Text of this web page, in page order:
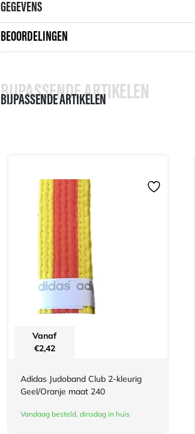
GEGEVENS
BEOORDELINGEN
BIJPASSENDE ARTIKELEN
BIJPASSENDE ARTIKELEN
Vanaf
€2,42
Adidas Judoband Club 2-kleurig
Geel/Oranje maat 240
Vandaag besteld, dinsdag in huis